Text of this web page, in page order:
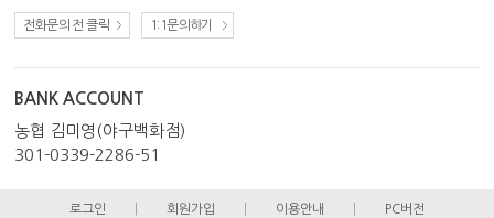
전화문의 전 클릭 1:1문의하기
BANK ACCOUNT
농협 김미영(야구백화점)
301-0339-2286-51
로그인 회원가입 이용안내 PC버전